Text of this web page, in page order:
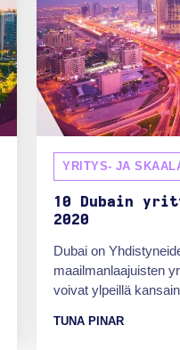
YRITYS- JA
10 Dubain
2020
Dubai on
maailmanlaajuisten
voivat ylpeillä
TUNA PINAR